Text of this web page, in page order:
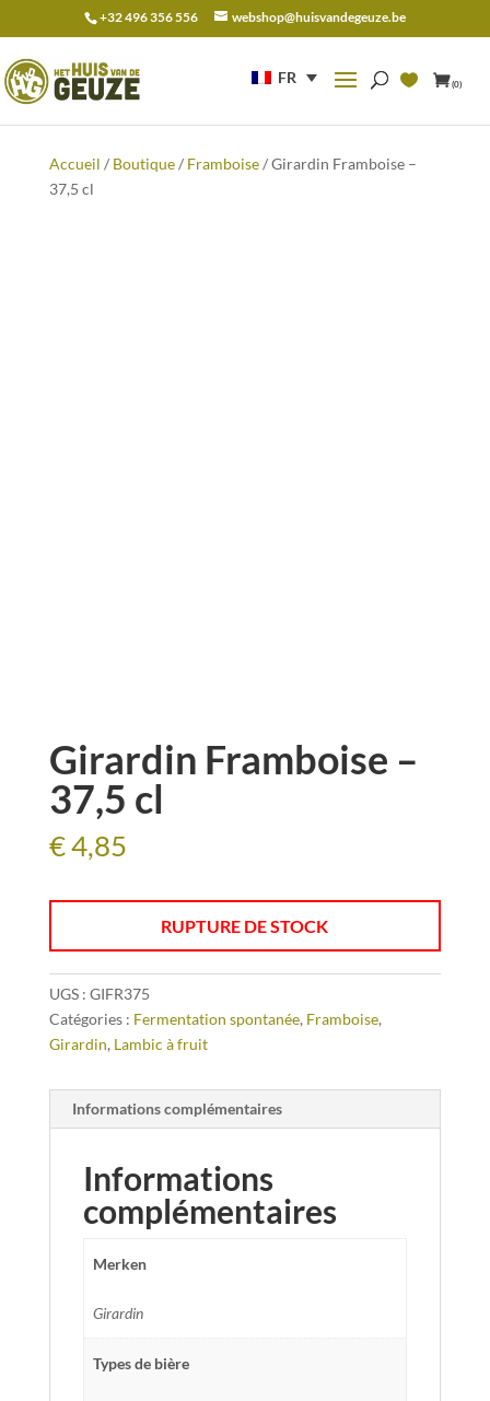
+32 496 356 556 webshop@huisvandegeuze.be
FR (0)
pour :
Accueil / Boutique/ Framboise/ Girardin Framboise –
37,5 cl
Girardin Framboise –
37,5 cl
€4,85
RUPTURE DE STOCK
UGS : GIFR375
Catégories : Fermentation spontanée, Framboise,
Girardin, Lambic à fruit
Informations complémentaires
Informations
complémentaires
Merken
Girardin
Types de bière